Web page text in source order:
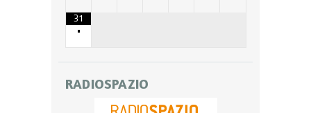
31
•
RADIOSPAZIO